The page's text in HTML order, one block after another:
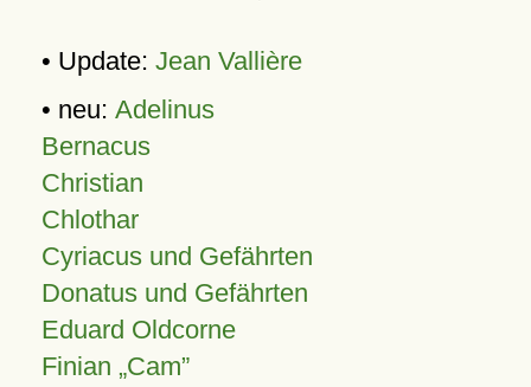
• Update: Jean Vallière
• neu: Adelinus
Bernacus
Christian
Chlothar
Cyriacus und Gefährten
Donatus und Gefährten
Eduard Oldcorne
Finian Cam